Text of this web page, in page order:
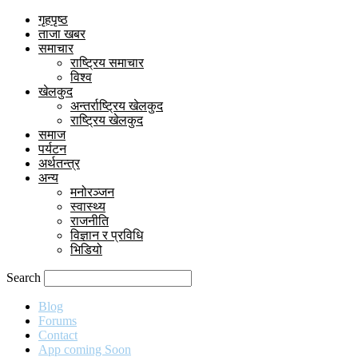
गृहपृष्ठ
ताजा खबर
समाचार
राष्ट्रिय समाचार
विश्व
खेलकुद
अन्तर्राष्ट्रिय खेलकुद
राष्ट्रिय खेलकुद
समाज
पर्यटन
अर्थतन्त्र
अन्य
मनोरञ्जन
स्वास्थ्य
राजनीति
विज्ञान र प्रविधि
भिडियो
Search
Blog
Forums
Contact
App coming Soon